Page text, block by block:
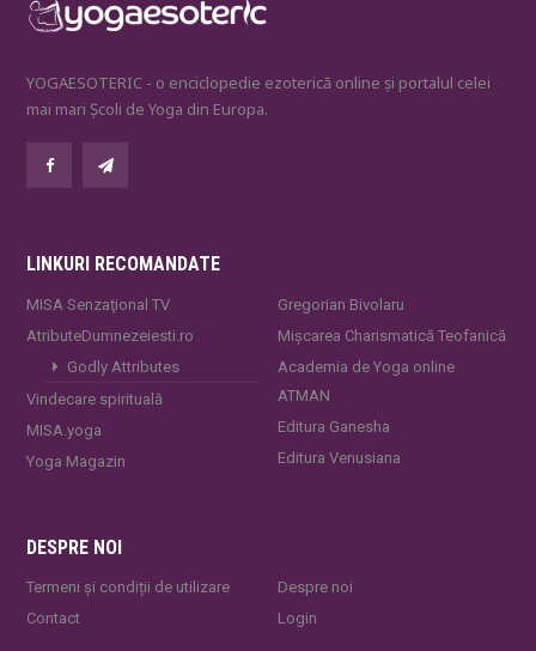
YOGAESOTERIC - o enciclopedie ezoterică online și portalul celei
mai mari Școli de Yoga din Europa.
LINKURI RECOMANDATE
MISA Senzaţional TV
AtributeDumnezeiesti.ro
Godly Attributes
Vindecare spirituală
MISA.yoga
Yoga Magazin
Gregorian Bivolaru
Mișcarea Charismatică Teofanică
Academia de Yoga online
ATMAN
Editura Ganesha
Editura Venusiana
DESPRE NOI
Termeni și condiții de utilizare
Contact
Despre noi
Login